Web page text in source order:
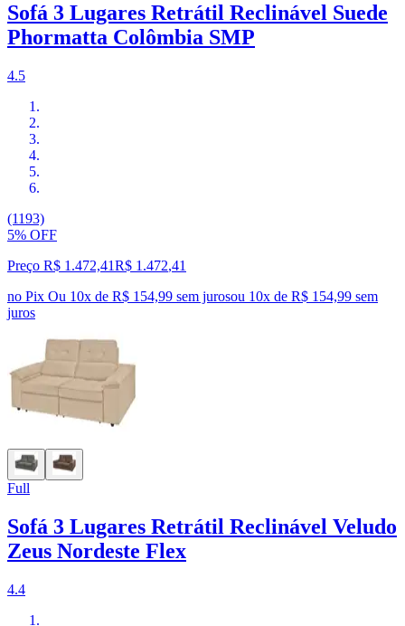
Sofá 3 Lugares Retrátil Reclinável Suede
Phormatta Colômbia SMP
4.5
(1193)
5% OFF
Preço R$ 1.472,41R$ 1.472,41
no Pix Ou 10x de R$ 154,99 sem jurosou 10x de R$ 154,99 sem
juros
Full
Sofá 3 Lugares Retrátil Reclinável Veludo
Zeus Nordeste Flex
4.4